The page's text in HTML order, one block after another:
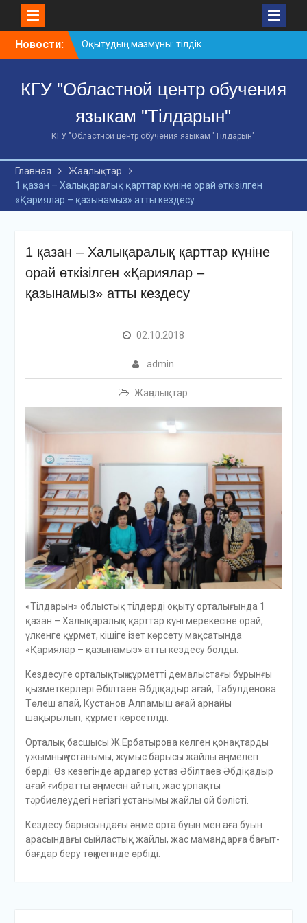
Новости:
Оқытудың мазмұны: тілдік
дағдылар және
стратегиялар
АХМЕТ БАЙТҰРСЫНҰЛЫ
АТЫНДАҒЫ «ҮЗДІК
ОҚЫТУШЫ-2026»
«Мемлекеттік тіл –
Тәуелсіздік символы»
облыстық байқауы
КГУ "Областной центр обучения
языкам "Тілдарын"
КГУ "Областной центр обучения языкам "Тілдарын"
Главная
Жаңалықтар
1 қазан – Халықаралық қарттар күніне орай өткізілген
«Қариялар – қазынамыз» атты кездесу
1 қазан – Халықаралық қарттар күніне
орай өткізілген «Қариялар –
қазынамыз» атты кездесу
02.10.2018
admin
Жаңалықтар
«Тілдарын» облыстық тілдерді оқыту орталығында 1
қазан – Халықаралық қарттар күні мерекесіне орай,
үлкенге құрмет, кішіге ізет көрсету мақсатында
«Қариялар – қазынамыз» атты кездесу болды.
Кездесуге орталықтың құрметті демалыстағы бұрынғы
қызметкерлері Әбілтаев Әбдіқадыр ағай, Табулденова
Төлеш апай, Кустанов Алпамыш ағай арнайы
шақырылып, құрмет көрсетілді.
Орталық басшысы Ж.Ербатырова келген қонақтарды
ұжымның ұстанымы, жұмыс барысы жайлы әңгімелеп
берді. Өз кезегінде ардагер ұстаз Әбілтаев Әбдіқадыр
ағай ғибратты әңгімесін айтып, жас ұрпақты
тәрбиелеудегі негізгі ұстанымы жайлы ой бөлісті.
Кездесу барысындағы әңгіме орта буын мен аға буын
арасындағы сыйластық жайлы, жас мамандарға бағыт-
бағдар беру төңірегінде өрбіді.